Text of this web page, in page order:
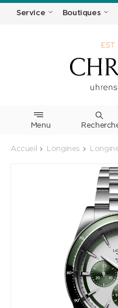
Service Boutiques
Menu
Accueil Longines